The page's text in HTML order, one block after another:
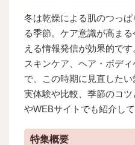
冬は乾燥による肌のつっ
る季節。ケア意識が高ま
える情報発信が効果的です
スキンケア、ヘア・ボデ
で、この時期に見直したい
実体験や比較、季節のコ
やWEBサイトでも紹介して
特集概要